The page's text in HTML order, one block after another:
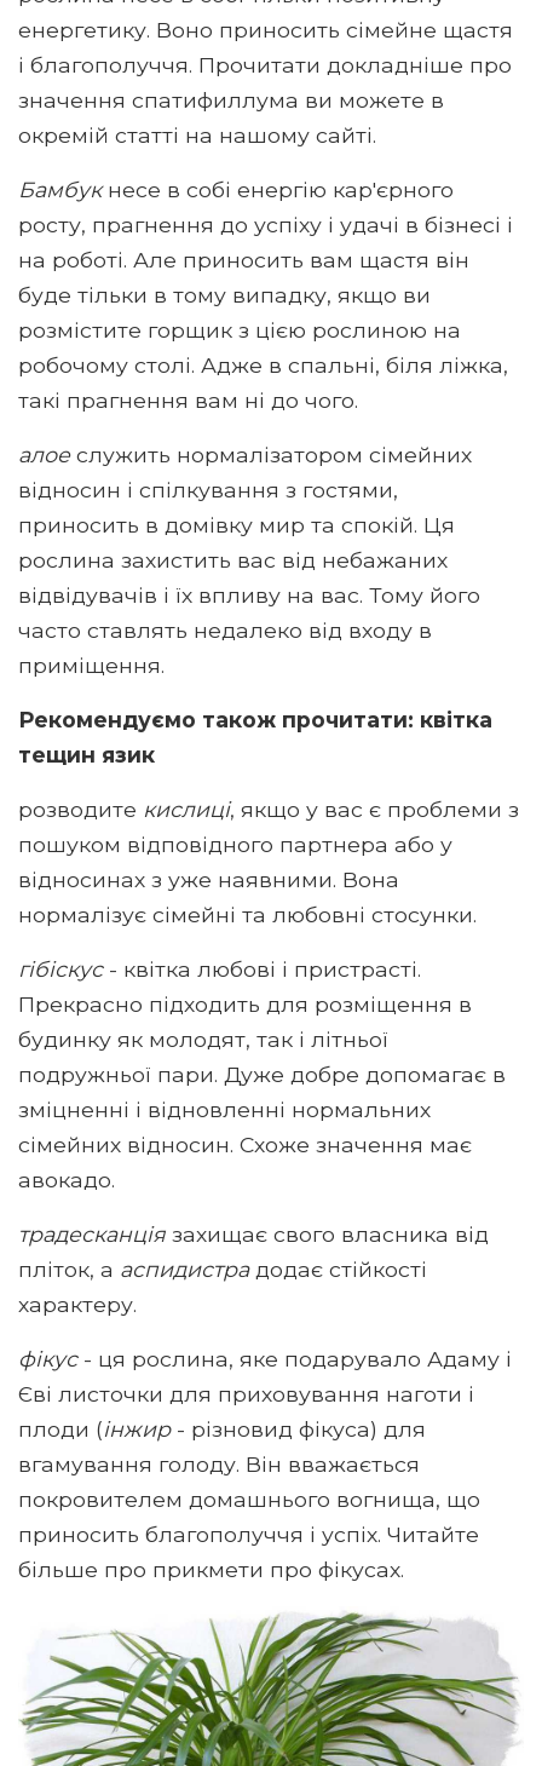
енергетику. Воно приносить сімейне щастя
і благополуччя. Прочитати докладніше про
значення спатифиллума ви можете в
окремій статті на нашому сайті.
Бамбукнесе в собі енергію кар'єрного
росту, прагнення до успіху і удачі в бізнесі і
на роботі. Але приносить вам щастя він
буде тільки в тому випадку, якщо ви
розмістите горщик з цією рослиною на
робочому столі. Адже в спальні, біля ліжка,
такі прагнення вам ні до чого.
алоеслужить нормалізатором сімейних
відносин і спілкування з гостями,
приносить в домівку мир та спокій. Ця
рослина захистить вас від небажаних
відвідувачів і їх впливу на вас. Тому його
часто ставлять недалеко від входу в
приміщення.
Рекомендуємо також прочитати: квітка
тещин язик
розводите кислиці, якщо у вас є проблеми з
пошуком відповідного партнера або у
відносинах з уже наявними. Вона
нормалізує сімейні та любовні стосунки.
гібіскус- квітка любові і пристрасті.
Прекрасно підходить для розміщення в
будинку як молодят, так і літньої
подружньої пари. Дуже добре допомагає в
зміцненні і відновленні нормальних
сімейних відносин. Схоже значення має
авокадо.
традесканція захищає свого власника від
пліток, а аспидистрадодає стійкості
характеру.
фікус- ця рослина, яке подарувало Адаму і
Єві листочки для приховування наготи і
плоди (інжир- різновид фікуса) для
вгамування голоду. Він вважається
покровителем домашнього вогнища, що
приносить благополуччя і успіх. Читайте
більше про прикмети про фікусах.